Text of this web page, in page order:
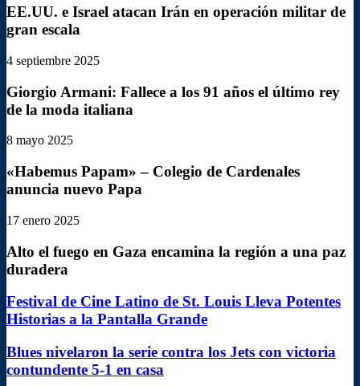
EE.UU. e Israel atacan Irán en operación militar de
gran escala
4 septiembre 2025
Giorgio Armani: Fallece a los 91 años el último rey
de la moda italiana
8 mayo 2025
«Habemus Papam» – Colegio de Cardenales
anuncia nuevo Papa
17 enero 2025
Alto el fuego en Gaza encamina la región a una paz
duradera
Festival
de
Cine
de
St.
Festival de Cine Latino de St. Louis Lleva Potentes
Historias a la Pantalla Grande
Blues
nivelaron
la
Blues nivelaron la serie contra los Jets con victoria
contundente 5-1 en casa